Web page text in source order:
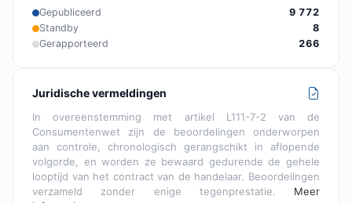
Gepubliceerd
9 772
Standby
8
Gerapporteerd
266
Juridische vermeldingen
In overeenstemming met artikel L111-7-2 van de
Consumentenwet zijn de beoordelingen onderworpen
aan controle, chronologisch gerangschikt in aflopende
volgorde, en worden ze bewaard gedurende de gehele
looptijd van het contract van de handelaar. Beoordelingen
verzameld zonder enige tegenprestatie. Meer